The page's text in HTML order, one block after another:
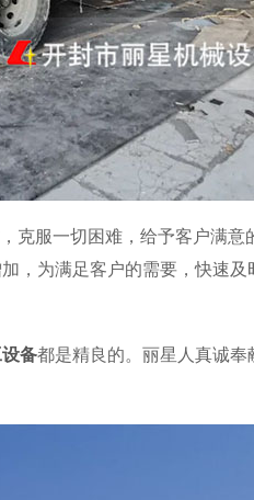
克服一切困难，给予客户满意
，为满足客户的需要，快速
备都是精良的。丽星人真诚